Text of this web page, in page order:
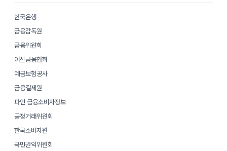
한국은행
금융감독원
금융위원회
여신금융협회
예금보험공사
금융결제원
파인 금융소비자정보
공정거래위원회
한국소비자원
국민권익위원회